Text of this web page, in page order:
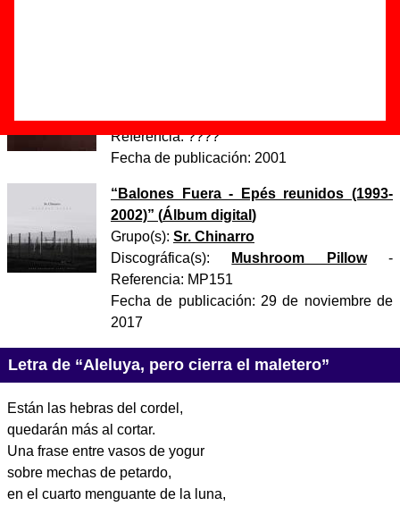
Referencia:????
Fecha de publicación: 2001
“ Balones Fuera - Epés reunidos (1993-
2002)” (Álbum digital )
Grupo(s): Sr. Chinarro
Discográfica(s):
Mushroom Pillow-
Referencia: MP151
Fecha de publicación: 29 de noviembre de
2017
Letra de “Aleluya, pero cierra el maletero”
Están las hebras del cordel,
quedarán más al cortar.
Una frase entre vasos de yogur
sobre mechas de petardo,
en el cuarto menguante de la luna,